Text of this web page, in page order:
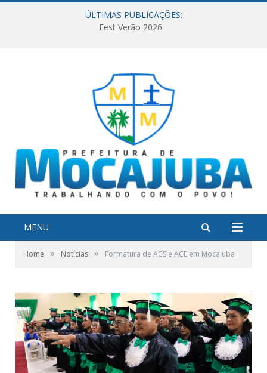
ÚLTIMAS PUBLICAÇÕES:
Fest Verão 2026
MENU
Home » Notícias » Formatura de ACS e ACE em Mocajuba